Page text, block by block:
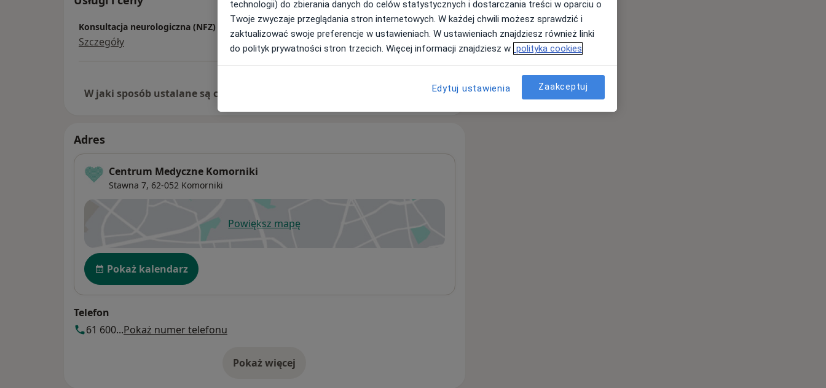
Konsultacja neurologiczna (NFZ)
Szczegóły Umów wizytę
W jaki sposób ustalane są ceny?
Adres
Centrum Medyczne Komorniki
Stawna 7, 62-052 Komorniki
Powiększ mapęotwiera się w nowej karcie
Dostępność
Pokaż kalendarz
Telefon
61 600...Pokaż numer telefonu
Pokaż więcej
o adresie
technologii) do zbierania danych do celów statystycznych i dostarczania treści w oparciu o
Twoje zwyczaje przeglądania stron internetowych. W każdej chwili możesz sprawdzić i
zaktualizować swoje preferencje w ustawieniach. W ustawieniach znajdziesz również linki
do polityk prywatności stron trzecich. Więcej informacji znajdziesz w polityka cookies
Edytuj ustawienia Zaakceptuj